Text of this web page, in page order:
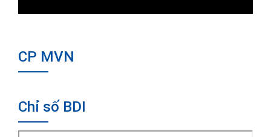
CP MVN
Chỉ số BDI